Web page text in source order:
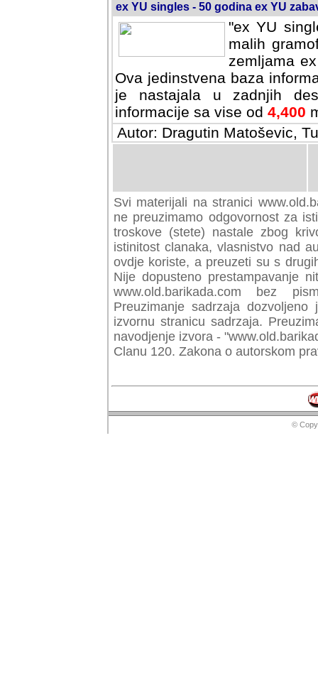
ex YU singles - 50 godina ex YU
"ex YU
malih
zemljama
Ova jedinstvena baza
je nastajala u zadnjih
informacije sa vise od 4,400
Autor: Dragutin Matoševic,
Svi materijali na stranici
preuzimamo odgovornost za
troskove (stete) nastale zbog
istinitost clanaka, vlasnistvo nad
ovdje koriste, a preuzeti su s
Nije dopusteno prestampavanje
www.old.barikada.com bez
Preuzimanje sadrzaja
izvornu stranicu sadrzaja.
navodjenje izvora -
Clanu 120. Zakona o autorskom
©